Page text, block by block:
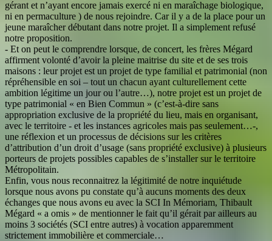
gérant et n’ayant encore jamais exercé ni en maraîchage biologique,
ni en permaculture ) de nous rejoindre. Car il y a de la place pour un
jeune maraîcher débutant dans notre projet. Il a simplement refusé
notre proposition.
- Et on peut le comprendre lorsque, de concert, les frères Mégard
affirment volonté d’avoir la pleine maitrise du site et de ses trois
maisons : leur projet est un projet de type familial et patrimonial (non
répréhensible en soi – tout un chacun ayant culturellement cette
ambition légitime un jour ou l’autre…), notre projet est un projet de
type patrimonial « en Bien Commun » (c’est-à-dire sans
appropriation exclusive de la propriété du lieu, mais en organisant,
avec le territoire - et les instances agricoles mais pas seulement…-,
une réflexion et un processus de décisions sur les critères
d’attribution d’un droit d’usage (sans propriété exclusive) à plusieurs
porteurs de projets possibles capables de s’installer sur le territoire
Métropolitain.
Enfin, vous nous reconnaitrez la légitimité de notre inquiétude
lorsque nous avons pu constate qu’à aucuns moments des deux
échanges que nous avons eu avec la SCI In Mémoriam, Thibault
Mégard « a omis » de mentionner le fait qu’il gérait par ailleurs au
moins 3 sociétés (SCI entre autres) à vocation apparemment
strictement immobilière et commerciale…